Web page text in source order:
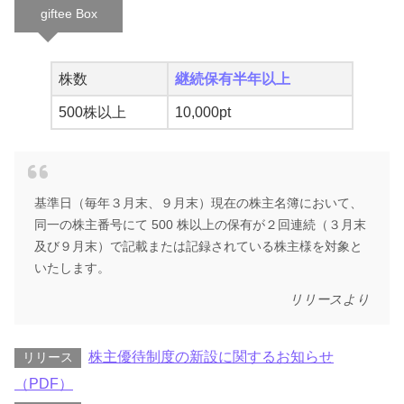
giftee Box
株数 継続保有半年以上
500株以上 10,000pt
基準日（毎年３月末、９月末）現在の株主名簿において、
同一の株主番号にて 500 株以上の保有が２回連続（３月末
及び９月末）で記載または記録されている株主様を対象と
いたします。
リリースより
リリース
株主優待制度の新設に関するお知らせ
（PDF）